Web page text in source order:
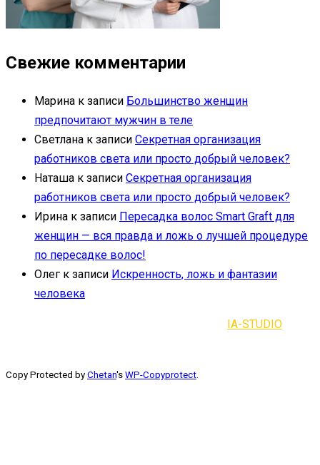
Свежие комментарии
Марина к записи Большинство женщин
предпочитают мужчин в теле
Светлана к записи Секретная организация
работников света или просто добрый человек?
Наташа к записи Секретная организация
работников света или просто добрый человек?
Ирина к записи Пересадка волос Smart Graft для
женщин — вся правда и ложь о лучшей процедуре
по пересадке волос!
Олег к записи Искренность, ложь и фантазии
человека
IA-STUDIO
Copy Protected by Chetan's WP-Copyprotect